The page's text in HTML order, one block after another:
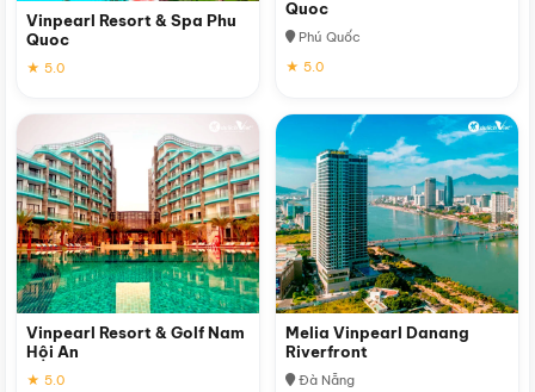
Vinpearl Resort & Spa Phu
Quoc
★ 5.0
Quoc
Phú Quốc
★ 5.0
Vinpearl Resort & Golf Nam
Hội An
★ 5.0
Melia Vinpearl Danang
Riverfront
Đà Nẵng